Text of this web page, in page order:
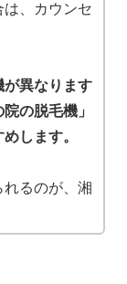
、カウンセ
異なります
の脱毛機」
します。
るのが、湘